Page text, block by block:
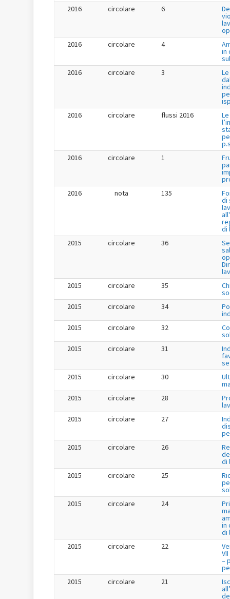
2016
circolare 6
2016
circolare 4
in
2016
circolare 3
2016
circolare flussi 2016
2016
circolare 1
2016
nota 135
di
di
2015
circolare 36
2015
circolare 35
2015
circolare 34
2015
circolare 32
2015
circolare 31
2015
circolare 30
2015
circolare 28
2015
circolare 27
2015
circolare 26
di
2015
circolare 25
2015
circolare 24
in
di
2015
circolare 22
–
2015
circolare 21